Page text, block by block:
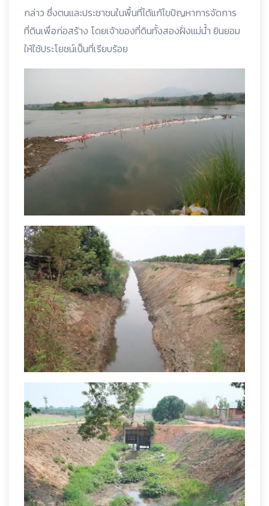
กล่าว ซึ่งตนและประชาชนในพื้นที่ได้แก้ไขปัญหาการจัดการ
ที่ดินเพื่อก่อสร้าง โดยเจ้าของที่ดินทั้งสองฝั่งแม่น้ำ ยินยอม
ให้ใช้ประโยชน์เป็นที่เรียบร้อย